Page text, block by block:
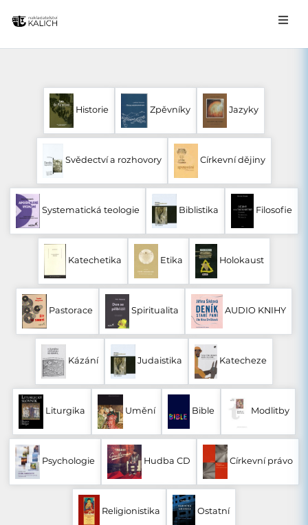
Historie Zpěvníky Jazyky
Svědectví a rozhovory Církevní dějiny
Systematická teologie Biblistika Filosofie
Katechetika Etika Holokaust
Pastorace Spiritualita AUDIO KNIHY
Kázání Judaistika Katecheze
Liturgika Umění Bible Modlitby
Psychologie Hudba CD Církevní právo
Religionistika Ostatní